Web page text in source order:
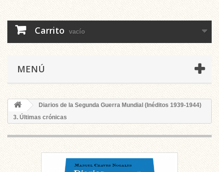
Carrito vacío
MENÚ
Diarios de la Segunda Guerra Mundial (Inéditos 1939-1944)
3. Últimas crónicas